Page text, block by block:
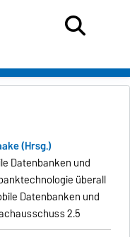
(Hrsg.)
Datenbanken und
überall
Datenbanken und
2.5